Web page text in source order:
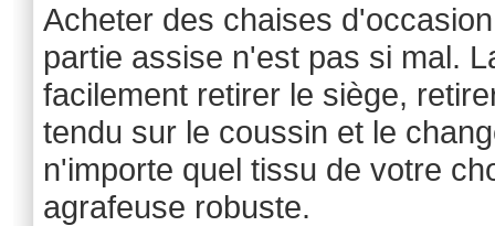
Acheter des chaises
partie assise n'est pas si mal.
facilement retirer le siège,
tendu sur le coussin et le
n'importe quel tissu de votre
agrafeuse robuste.